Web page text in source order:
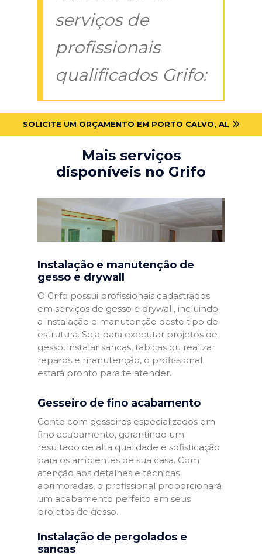
serviços de
profissionais
qualificados Grifo:
SOLICITE UM ORÇAMENTO EM PORTO CALVO, AL
Mais serviços
disponíveis no Grifo
Instalação e manutenção de
gesso e drywall
O Grifo possui profissionais cadastrados
em serviços de gesso e drywall, incluindo
a instalação e manutenção deste tipo de
estrutura. Seja para executar projetos de
gesso, instalar sancas, tabicas ou realizar
reparos e manutenção, o profissional
estará pronto para te atender.
Gesseiro de fino acabamento
Conte com gesseiros especializados em
fino acabamento, garantindo um
resultado de alta qualidade e sofisticação
para os ambientes de sua casa. Com
atenção aos detalhes e técnicas
aprimoradas, o profissional proporcionará
um acabamento perfeito em seus
projetos de gesso.
Instalação de pergolados e
sancas